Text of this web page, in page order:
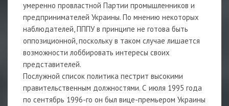
умеренно провластной Партии промышленников и
предпринимателей Украины. По мнению некоторых
наблюдателей, ПППУ в принципе не готова быть
оппозиционной, поскольку в таком случае лишается
возможности лоббировать интересы своих
представителей.
Послужной список политика пестрит высокими
правительственным должностями. С июля 1995 года
по сентябрь 1996-го он был вице-премьером Украины